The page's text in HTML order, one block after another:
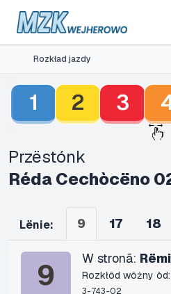
Rozkład jazdy
1 2 3
Przëstónk
Réda Cechòcëno
Lënie: 9 17 18
9 W stronã:
Rozkłôd wôżny
3-743-02